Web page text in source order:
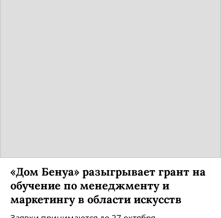
«Дом Бенуа» разыгрывает грант на
обучение по менеджменту и
маркетингу в области искусств